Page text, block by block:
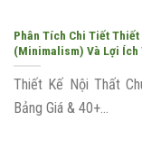
Phân Tích Chi Tiết Thiết
(Minimalism) Và Lợi Ích
Thiết Kế Nội Thất
Bảng Giá & 40+...